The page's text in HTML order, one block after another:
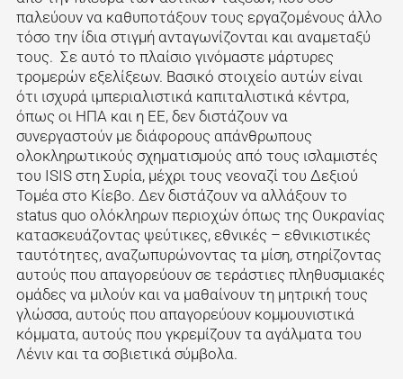
παλεύουν να καθυποτάξουν τους εργαζομένους άλλο
τόσο την ίδια στιγμή ανταγωνίζονται και αναμεταξύ
τους. Σε αυτό το πλαίσιο γινόμαστε μάρτυρες
τρομερών εξελίξεων. Βασικό στοιχείο αυτών είναι
ότι ισχυρά ιμπεριαλιστικά καπιταλιστικά κέντρα,
όπως οι ΗΠΑ και η ΕΕ, δεν διστάζουν να
συνεργαστούν με διάφορους απάνθρωπους
ολοκληρωτικούς σχηματισμούς από τους ισλαμιστές
του ISIS στη Συρία, μέχρι τους νεοναζί του Δεξιού
Τομέα στο Κίεβο. Δεν διστάζουν να αλλάξουν το
status quo ολόκληρων περιοχών όπως της Ουκρανίας
κατασκευάζοντας ψεύτικες, εθνικές – εθνικιστικές
ταυτότητες, αναζωπυρώνοντας τα μίση, στηρίζοντας
αυτούς που απαγορεύουν σε τεράστιες πληθυσμιακές
ομάδες να μιλούν και να μαθαίνουν τη μητρική τους
γλώσσα, αυτούς που απαγορεύουν κομμουνιστικά
κόμματα, αυτούς που γκρεμίζουν τα αγάλματα του
Λένιν και τα σοβιετικά σύμβολα.